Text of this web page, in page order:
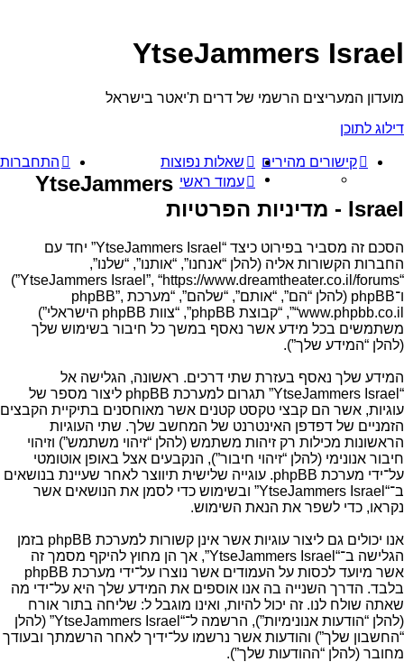
YtseJammers Israel
מועדון המעריצים הרשמי של דרים ת'יאטר בישראל
דילוג לתוכן
קישורים מהירים שאלות נפוצות
התחברות
עמוד ראשי YtseJammers
Israel - מדיניות הפרטיות
הסכם זה מסביר בפירוט כיצד “YtseJammers Israel” יחד עם
החברות הקשורות אליה (להלן “אנחנו”, “אותנו”, “שלנו”,
“YtseJammers Israel”, “https://www.dreamtheater.co.il/forums”)
ו־phpBB (להלן “הם”, “אותם”, “שלהם”, “מערכת phpBB”,
“www.phpbb.co.il”, “קבוצת phpBB”, “צוות phpBB הישראלי”)
משתמשים בכל מידע אשר נאסף במשך כל חיבור בשימוש שלך
(להלן “המידע שלך”).
המידע שלך נאסף בעזרת שתי דרכים. ראשונה, הגלישה אל
“YtseJammers Israel” תגרום למערכת phpBB ליצור מספר של
עוגיות, אשר הם קבצי טקסט קטנים אשר מאוחסנים בתיקיית הקבצים
הזמניים של דפדפן האינטרנט של המחשב שלך. שתי העוגיות
הראשונות מכילות רק זיהות משתמש (להלן “זיהוי משתמש”) וזיהוי
חיבור אנונימי (להלן “זיהוי חיבור”), הנקבעים אצל באופן אוטומטי
על־ידי מערכת phpBB. עוגייה שלישית תיווצר לאחר שעיינת בנושאים
ב־“YtseJammers Israel” ובשימוש כדי לסמן את הנושאים אשר
נקראו, כדי לשפר את הנאת השימוש.
אנו יכולים גם ליצור עוגיות אשר אינן קשורות למערכת phpBB בזמן
הגלישה ב־“YtseJammers Israel”, אך הן מחוץ להיקף מסמך זה
אשר מיועד לכסות על העמודים אשר נוצרו על־ידי מערכת phpBB
בלבד. הדרך השנייה בה אנו אוספים את המידע שלך היא על־ידי מה
שאתה שולח לנו. זה יכול להיות, ואינו מוגבל ל: שליחה בתור אורח
(להלן “הודעות אנונימיות”), הרשמה ל־“YtseJammers Israel” (להלן
“החשבון שלך”) והודעות אשר נרשמו על־ידיך לאחר הרשמתך ובעודך
מחובר (להלן “ההודעות שלך”).